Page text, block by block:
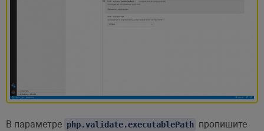
В параметре php.validate.executablePath пропишите